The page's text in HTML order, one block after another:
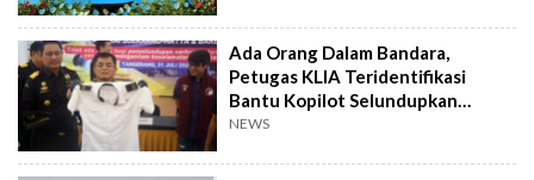
Ada Orang Dalam Bandara,
Petugas KLIA Teridentifikasi
Bantu Kopilot Selundupkan
Ekstasi ke Indonesia
NEWS